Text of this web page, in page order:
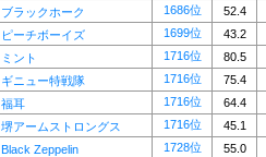
ブラックホーク 1686位
52.4
ピーチボーイズ 1699位
43.2
ミント 1716位
80.5
ギニュー特戦隊 1716位
75.4
福耳 1716位
64.4
堺アームストロングス 1716位
45.1
Black Zeppelin 1728位
55.0